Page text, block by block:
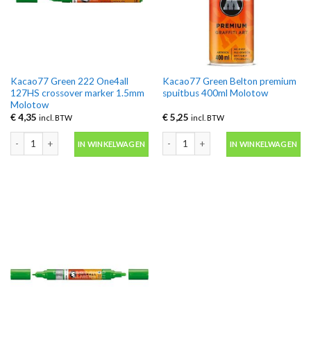
Kacao77 Green 222 One4all
127HS crossover marker 1.5mm
Molotow
€4,35 incl. BTW
Kacao77 Green 222 One4all 127HS crossover marker 1.5mm Molotow aantal
IN WINKELWAGEN
Kacao77 Green Belton premium
spuitbus 400ml Molotow
€5,25 incl. BTW
Kacao77 Green Belton premium
IN WINKELWAGEN